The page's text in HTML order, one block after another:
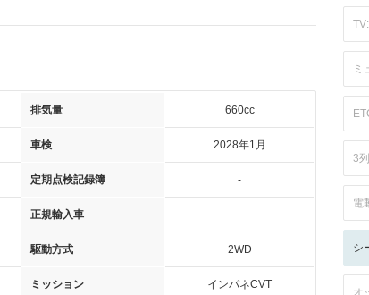
排気量 660cc
車検 2028年1月
定期点検記録簿 -
正規輸入車 -
駆動方式 2WD
ミッション インパネCVT
ミ
3
電
シ
オ